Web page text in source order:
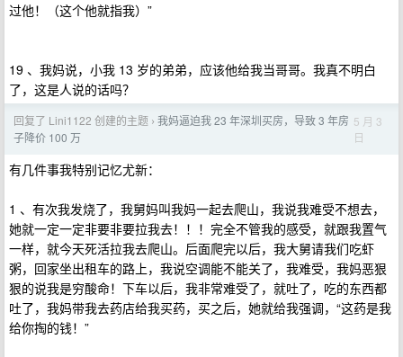
过他！（这个他就指我）”
19 、我妈说，小我 13 岁的弟弟，应该他给我当哥哥。我真不明白
了，这是人说的话吗？
回复了 Lini1122 创建的主题 › 我妈逼迫我 23 年深圳买房，导致 3 年房
子降价 100 万
5 月 3
日
有几件事我特别记忆尤新：
1 、有次我发烧了，我舅妈叫我妈一起去爬山，我说我难受不想去，
她就一定一定非要非要拉我去！！！完全不管我的感受，就跟我置气
一样，就今天死活拉我去爬山。后面爬完以后，我大舅请我们吃虾
粥，回家坐出租车的路上，我说空调能不能关了，我难受，我妈恶狠
狠的说我是穷酸命！下车以后，我非常难受了，就吐了，吃的东西都
吐了，我妈带我去药店给我买药，买之后，她就给我强调，“这药是我
给你掏的钱！”